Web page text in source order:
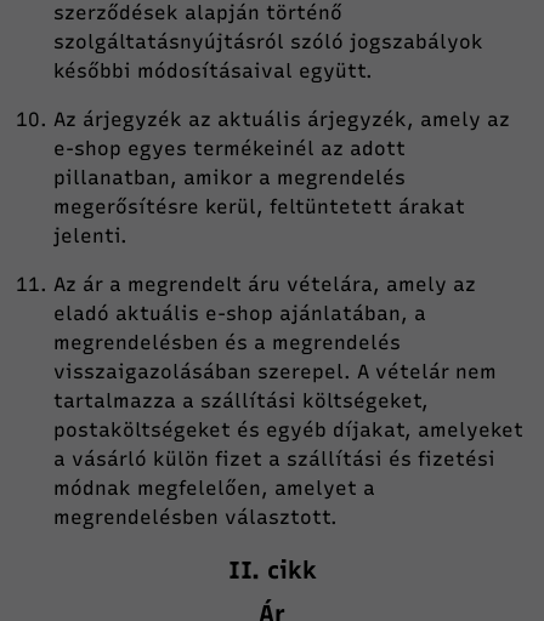
szerződések alapján történő
szolgáltatásnyújtásról szóló jogszabályok
későbbi módosításaival együtt.
Az árjegyzék az aktuális árjegyzék, amely az
e-shop egyes termékeinél az adott
pillanatban, amikor a megrendelés
megerősítésre kerül, feltüntetett árakat
jelenti.
Az ár a megrendelt áru vételára, amely az
eladó aktuális e-shop ajánlatában, a
megrendelésben és a megrendelés
visszaigazolásában szerepel. A vételár nem
tartalmazza a szállítási költségeket,
postaköltségeket és egyéb díjakat, amelyeket
a vásárló külön fizet a szállítási és fizetési
módnak megfelelően, amelyet a
megrendelésben választott.
II. cikk
Ár